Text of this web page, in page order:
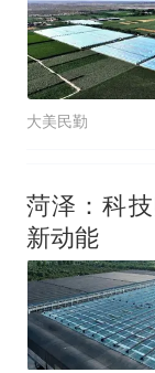
大美民勤
菏泽：科
新动能